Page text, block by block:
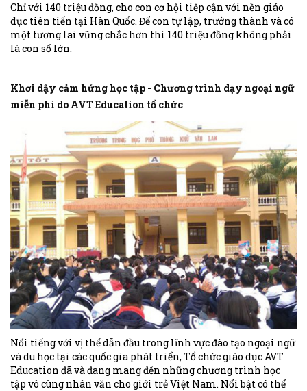
Chỉ với 140 triệu đồng, cho con cơ hội tiếp cận với nền giáo
dục tiên tiến tại Hàn Quốc. Để con tự lập, trưởng thành và có
một tương lai vững chắc hơn thì 140 triệu đồng không phải
là con số lớn.
Khơi dậy cảm hứng học tập - Chương trình dạy ngoại ngữ
miễn phí do AVT Education tổ chức
Nổi tiếng với vị thế dẫn đầu trong lĩnh vực đào tạo ngoại ngữ
và du học tại các quốc gia phát triển, Tổ chức giáo dục AVT
Education đã và đang mang đến những chương trình học
tập vô cùng nhân văn cho giới trẻ Việt Nam. Nổi bật có thể